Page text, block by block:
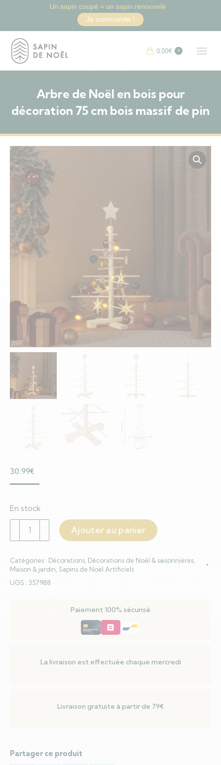
0.00€ 0
Arbre de Noël en bois pour
décoration 75 cm bois massif de pin
30.99€
En stock
quantité
de
Noël
en
Ajouter au panier
Catégories : Décorations Décorations de Noël & saisonnières
Maison & jardin Sapins de Noël Artificiels
UGS : 357988
Paiement 100% sécurisé
La livraison est effectuée chaque mercredi
Livraison gratuite à partir de 79€
Partager ce produit
Un sapin coupé = un sapin renouvelé
Je commande !